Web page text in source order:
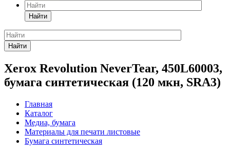
Найти
Найти
Xerox Revolution NeverTear, 450L60003,
бумага синтетическая (120 мкн, SRА3)
Главная
Каталог
Медиа, бумага
Материалы для печати листовые
Бумага синтетическая